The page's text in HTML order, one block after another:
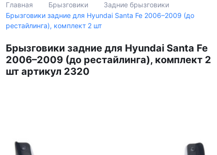
Главная Брызговики
Задние брызговики
Брызговики задние для Hyundai Santa Fe 2006–2009 (до
рестайлинга), комплект 2 шт
Брызговики задние для Hyundai Santa Fe
2006–2009 (до рестайлинга), комплект 2
шт артикул 2320